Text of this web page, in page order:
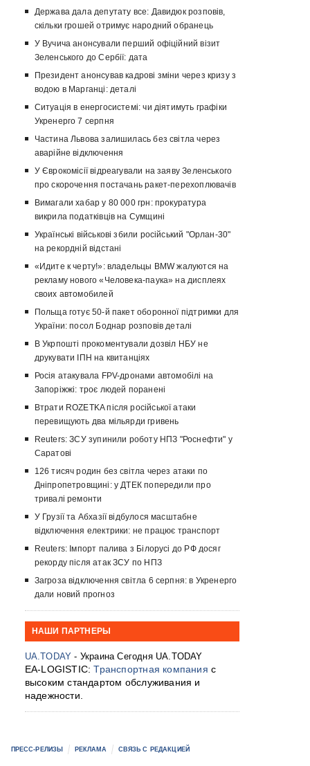
Держава дала депутату все: Давидюк розповів,
скільки грошей отримує народний обранець
У Вучича анонсували перший офіційний візит
Зеленського до Сербії: дата
Президент анонсував кадрові зміни через кризу з
водою в Марганці: деталі
Ситуація в енергосистемі: чи діятимуть графіки
Укренерго 7 серпня
Частина Львова залишилась без світла через
аварійне відключення
У Єврокомісії відреагували на заяву Зеленського
про скорочення постачань ракет-перехоплювачів
Вимагали хабар у 80 000 грн: прокуратура
викрила податківців на Сумщині
Українські військові збили російський "Орлан-30"
на рекордній відстані
«Идите к черту!»: владельцы BMW жалуются на
рекламу нового «Человека-паука» на дисплеях
своих автомобилей
Польща готує 50-й пакет оборонної підтримки для
України: посол Боднар розповів деталі
В Укрпошті прокоментували дозвіл НБУ не
друкувати ІПН на квитанціях
Росія атакувала FPV-дронами автомобілі на
Запоріжжі: троє людей поранені
Втрати ROZETKA після російської атаки
перевищують два мільярди гривень
Reuters: ЗСУ зупинили роботу НПЗ "Роснефти" у
Саратові
126 тисяч родин без світла через атаки по
Дніпропетровщині: у ДТЕК попередили про
тривалі ремонти
У Грузії та Абхазії відбулося масштабне
відключення електрики: не працює транспорт
Reuters: Імпорт палива з Білорусі до РФ досяг
рекорду після атак ЗСУ по НПЗ
Загроза відключення світла 6 серпня: в Укренерго
дали новий прогноз
НАШИ ПАРТНЕРЫ
UA.TODAY - Украина Сегодня UA.TODAY
EA-LOGISTIC:Транспортная компания с
высоким стандартом обслуживания и
надежности.
ПРЕСС-РЕЛИЗЫ РЕКЛАМА СВЯЗЬ С РЕДАКЦИЕЙ